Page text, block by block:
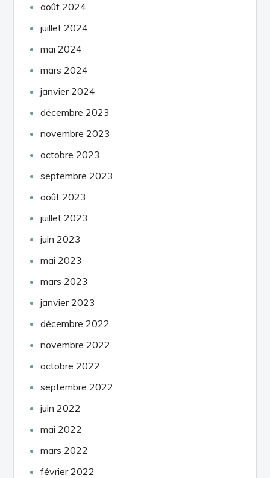
août 2024
juillet 2024
mai 2024
mars 2024
janvier 2024
décembre 2023
novembre 2023
octobre 2023
septembre 2023
août 2023
juillet 2023
juin 2023
mai 2023
mars 2023
janvier 2023
décembre 2022
novembre 2022
octobre 2022
septembre 2022
juin 2022
mai 2022
mars 2022
février 2022